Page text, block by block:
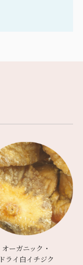
オーガニック・
ドライ白イチジク